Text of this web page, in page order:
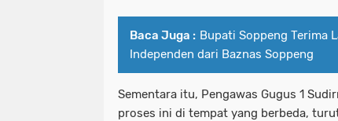
Baca Juga : Bupati Soppeng Terima
Independen dari Baznas Soppeng
Sementara itu, Pengawas Gugus 1
proses ini di tempat yang berbeda,